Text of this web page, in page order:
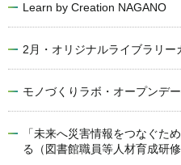
Learn by Creation NAGANO
2月・オリジナルライブラリー
モノづくりラボ・オープンデ
「未来へ災害情報をつなぐた
る（図書館職員等人材育成研修